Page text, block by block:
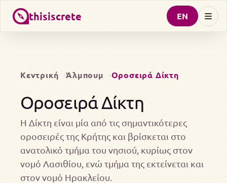
thisiscrete EN
Κεντρική Άλμπουμ Οροσειρά Δίκτη
Οροσειρά Δίκτη
Η Δίκτη είναι μία από τις σημαντικότερες
οροσειρές της Κρήτης και βρίσκεται στο
ανατολικό τμήμα του νησιού, κυρίως στον
νομό Λασιθίου, ενώ τμήμα της εκτείνεται και
στον νομό Ηρακλείου.